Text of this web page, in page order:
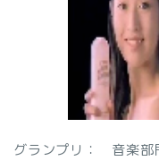
グランプリ： 音楽部